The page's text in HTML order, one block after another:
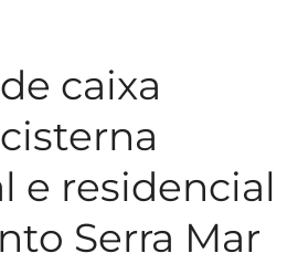
caixa
e residencial
Serra Mar